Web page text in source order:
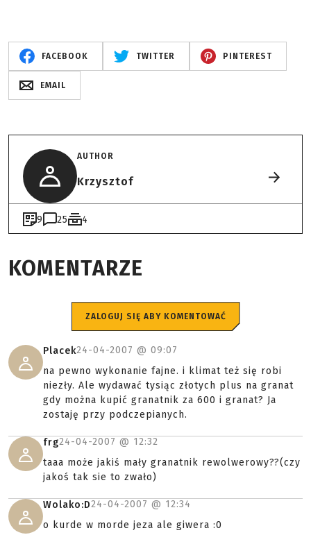
FACEBOOK TWITTER PINTEREST
EMAIL
AUTHOR
Krzysztof
25 4
KOMENTARZE
Placek24-04-2007 @09:07